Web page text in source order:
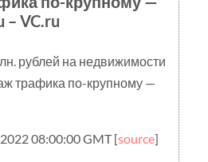
VC.ru
рублей на недвижимости
трафика по-крупному —
08:00:00 GMT [source]